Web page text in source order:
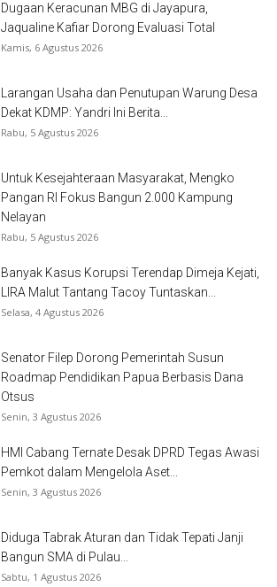
Dugaan Keracunan MBG di Jayapura,
Jaqualine Kafiar Dorong Evaluasi Total
Kamis, 6 Agustus 2026
Larangan Usaha dan Penutupan Warung Desa
Dekat KDMP: Yandri Ini Berita...
Rabu, 5 Agustus 2026
Untuk Kesejahteraan Masyarakat, Mengko
Pangan RI Fokus Bangun 2.000 Kampung
Nelayan
Rabu, 5 Agustus 2026
Banyak Kasus Korupsi Terendap Dimeja Kejati,
LIRA Malut Tantang Tacoy Tuntaskan...
Selasa, 4 Agustus 2026
Senator Filep Dorong Pemerintah Susun
Roadmap Pendidikan Papua Berbasis Dana
Otsus
Senin, 3 Agustus 2026
HMI Cabang Ternate Desak DPRD Tegas Awasi
Pemkot dalam Mengelola Aset...
Senin, 3 Agustus 2026
Diduga Tabrak Aturan dan Tidak Tepati Janji
Bangun SMA di Pulau...
Sabtu, 1 Agustus 2026